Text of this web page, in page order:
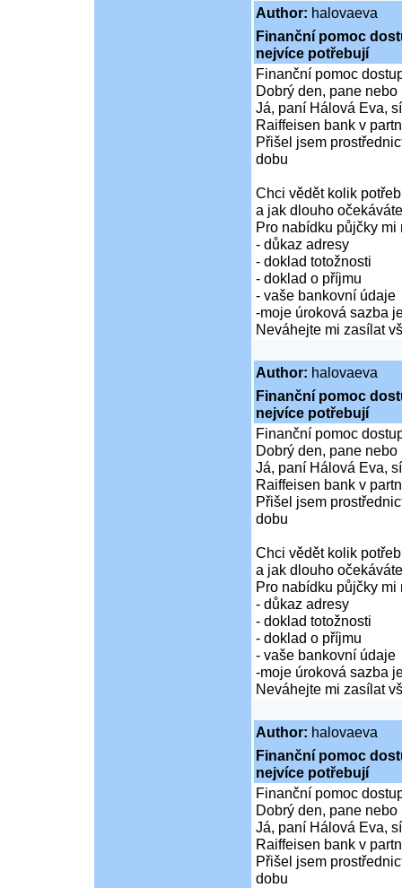
Author: halovaeva
Finanční pomoc
nejvíce potřebují
Finanční pomoc
Dobrý den, pane nebo
Já, paní Hálová Eva,
Raiffeisen bank v
Přišel jsem
dobu
Chci vědět kolik
a jak dlouho
Pro nabídku půjčky mi
- důkaz adresy
- doklad totožnosti
- doklad o příjmu
- vaše bankovní údaje
-moje úroková sazba
Neváhejte mi zasílat
Author: halovaeva
Finanční pomoc
nejvíce potřebují
Finanční pomoc
Dobrý den, pane nebo
Já, paní Hálová Eva,
Raiffeisen bank v
Přišel jsem
dobu
Chci vědět kolik
a jak dlouho
Pro nabídku půjčky mi
- důkaz adresy
- doklad totožnosti
- doklad o příjmu
- vaše bankovní údaje
-moje úroková sazba
Neváhejte mi zasílat
Author: halovaeva
Finanční pomoc
nejvíce potřebují
Finanční pomoc
Dobrý den, pane nebo
Já, paní Hálová Eva,
Raiffeisen bank v
Přišel jsem
dobu